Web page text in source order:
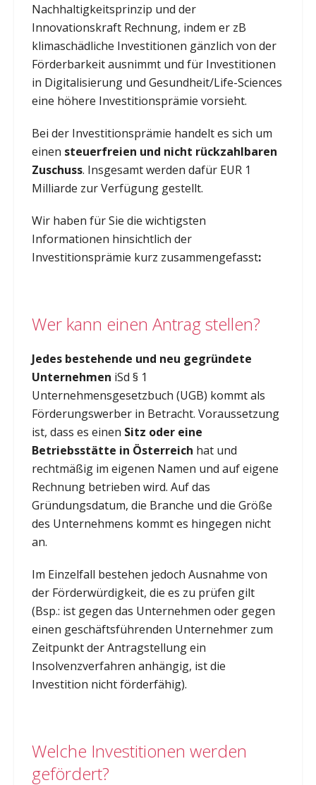
Nachhaltigkeitsprinzip und der
Innovationskraft Rechnung, indem er zB
klimaschädliche Investitionen gänzlich von der
Förderbarkeit ausnimmt und für Investitionen
in Digitalisierung und Gesundheit/Life-Sciences
eine höhere Investitionsprämie vorsieht.
Bei der Investitionsprämie handelt es sich um
einen steuerfreien und nicht rückzahlbaren
Zuschuss. Insgesamt werden dafür EUR 1
Milliarde zur Verfügung gestellt.
Wir haben für Sie die wichtigsten
Informationen hinsichtlich der
Investitionsprämie kurz zusammengefasst:
Wer kann einen Antrag stellen?
Jedes bestehende und neu gegründete
Unternehmen iSd § 1
Unternehmensgesetzbuch (UGB) kommt als
Förderungswerber in Betracht. Voraussetzung
ist, dass es einen Sitz oder eine
Betriebsstätte in Österreich hat und
rechtmäßig im eigenen Namen und auf eigene
Rechnung betrieben wird. Auf das
Gründungsdatum, die Branche und die Größe
des Unternehmens kommt es hingegen nicht
an.
Im Einzelfall bestehen jedoch Ausnahme von
der Förderwürdigkeit, die es zu prüfen gilt
(Bsp.: ist gegen das Unternehmen oder gegen
einen geschäftsführenden Unternehmer zum
Zeitpunkt der Antragstellung ein
Insolvenzverfahren anhängig, ist die
Investition nicht förderfähig).
Welche Investitionen werden
gefördert?